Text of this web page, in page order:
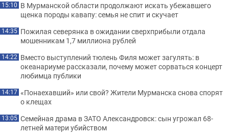
15:10 В Мурманской области продолжают искать убежавшего
щенка породы кавапу: семья не спит и скучает
14:35 Пожилая северянка в ожидании сверхприбыли отдала
мошенникам 1,7 миллиона рублей
14:22 Вместо выступлений тюлень Филя может загулять: в
океанариуме рассказали, почему может сорваться концерт
любимца публики
14:17 «Понаехавший» или свой? Жители Мурманска снова спорят
о клещах
13:05 Семейная драма в ЗАТО Александровск: сын угрожал 68-
летней матери убийством